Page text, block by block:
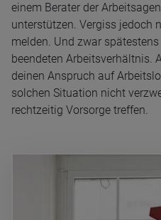
einem Berater der
unterstützen. Vergiss jedoch
melden. Und zwar
beendeten Arbeitsverhältnis.
deinen Anspruch auf
solchen Situation nicht
rechtzeitig Vorsorge treffen.